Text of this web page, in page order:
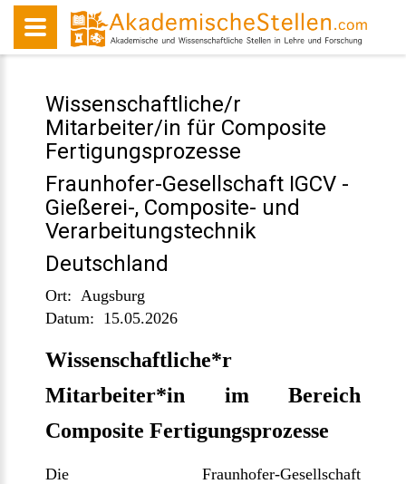
Wissenschaftliche/r
Mitarbeiter/in für Composite
Fertigungsprozesse
Fraunhofer-Gesellschaft IGCV -
Gießerei-, Composite- und
Verarbeitungstechnik
Deutschland
Ort: Augsburg
Datum: 15.05.2026
Wissenschaftliche*r
Mitarbeiter*in im Bereich
Composite Fertigungsprozesse
Die Fraunhofer-Gesellschaft